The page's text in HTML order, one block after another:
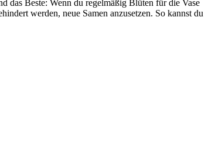
das Beste: Wenn du regelmäßig Blüten für die Vase
werden, neue Samen anzusetzen. So kannst du